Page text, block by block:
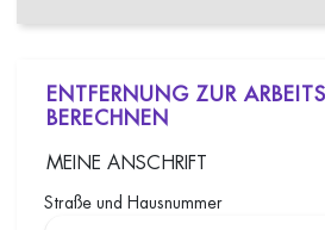
ENTFERNUNG ZUR
BERECHNEN
MEINE ANSCHRIFT
Straße und Hausnummer